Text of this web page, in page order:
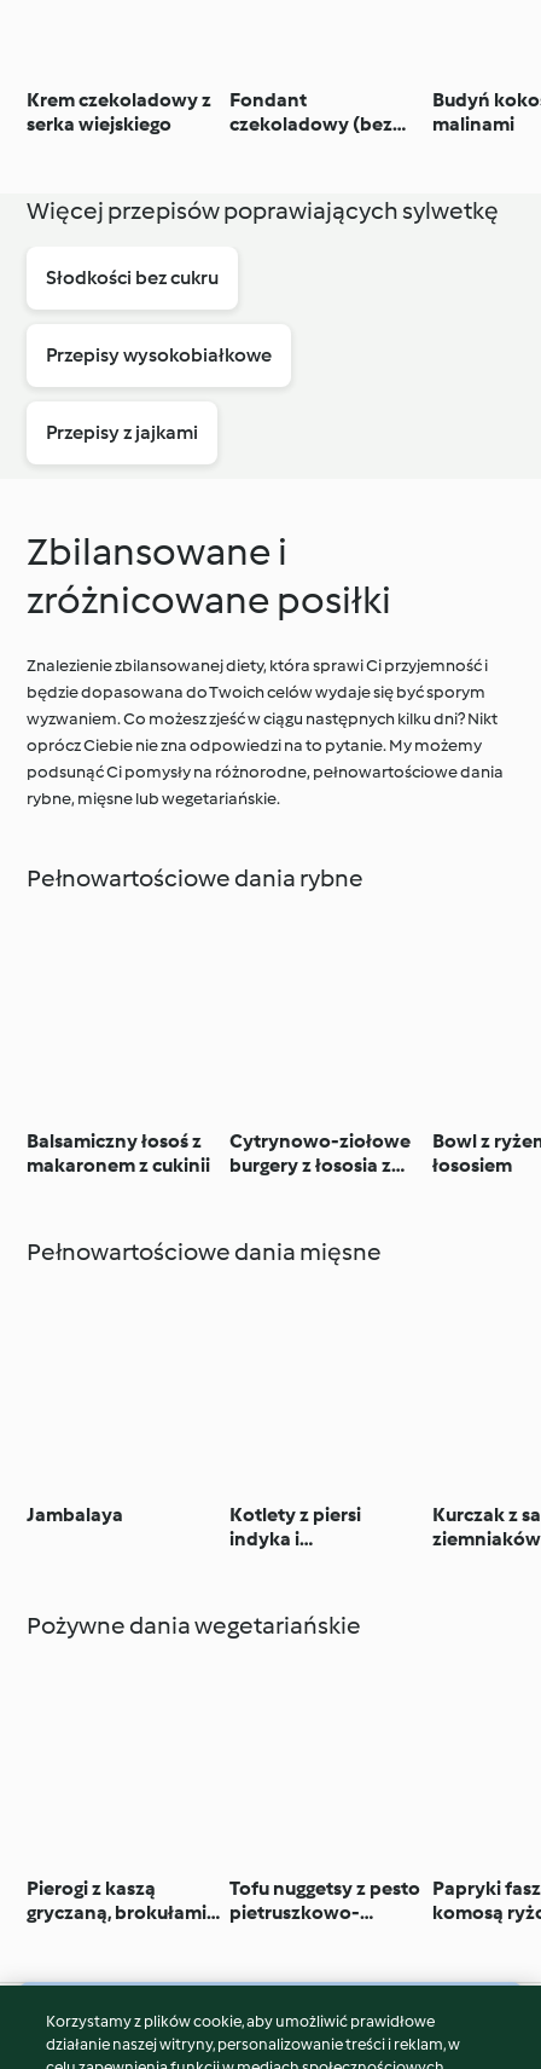
Krem czekoladowy z
serka wiejskiego
Fondant
czekoladowy (bez
Budyń
malinami
Więcej przepisów poprawiających sylwetkę
Słodkości bez cukru
Przepisy wysokobiałkowe
Przepisy z jajkami
Zbilansowane i
zróżnicowane posiłki
Znalezienie zbilansowanej diety, która sprawi Ci przyjemność i
będzie dopasowana do Twoich celów wydaje się być sporym
wyzwaniem. Co możesz zjeść w ciągu następnych kilku dni? Nikt
oprócz Ciebie nie zna odpowiedzi na to pytanie. My możemy
podsunąć Ci pomysły na różnorodne, pełnowartościowe dania
rybne, mięsne lub wegetariańskie.
Pełnowartościowe dania rybne
Balsamiczny łosoś z
makaronem z cukinii
Cytrynowo-ziołowe
burgery z łososia z
Bowl z
łososiem
Pełnowartościowe dania mięsne
Jambalaya
Kotlety z piersi
indyka i
Kurczak z
Pożywne dania wegetariańskie
Pierogi z kaszą
gryczaną, brokułami i
Tofu nuggetsy z pesto
pietruszkowo-
Papryki
komosą
© Copyright 2026
Korzystamy z plików cookie, aby umożliwić prawidłowe
działanie naszej witryny, personalizowanie treści i reklam, w